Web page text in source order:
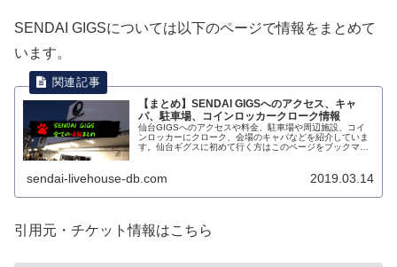
SENDAI GIGSについては以下のページで情報をまとめて
います。
【まとめ】SENDAI GIGSへのアクセス、キャ
パ、駐車場、コインロッカークローク情報
仙台GIGSへのアクセスや料金、駐車場や周辺施設、コイ
ンロッカーにクローク、会場のキャパなどを紹介していま
す。仙台ギグスに初めて行く方はこのページをブックマー
sendai-livehouse-db.com 2019.03.14
引用元・チケット情報はこちら